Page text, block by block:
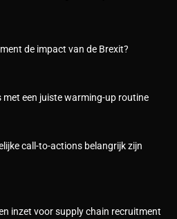
de impact van de Brexit?
met een juiste warming-up routine
call-to-actions belangrijk zijn
inzet voor supply chain recruitment